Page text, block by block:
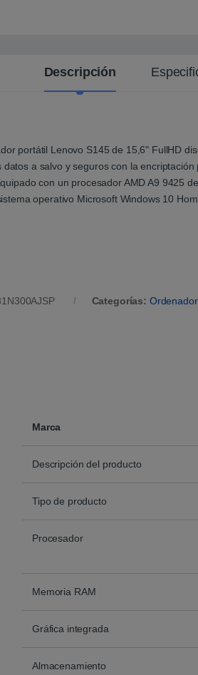
Descripción
portátil Lenovo S145 de 15,6" FullHD
a salvo y seguros con la
con un procesador AMD A9 9425
operativo Microsoft Windows 10
Categorías:
Marca
Descripción del producto
Tipo de producto
Procesador
Memoria RAM
Gráfica integrada
Almacenamiento